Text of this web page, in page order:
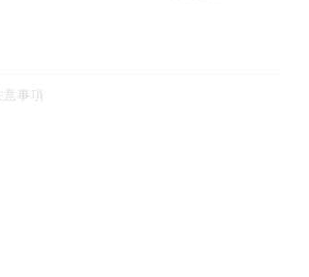
事項